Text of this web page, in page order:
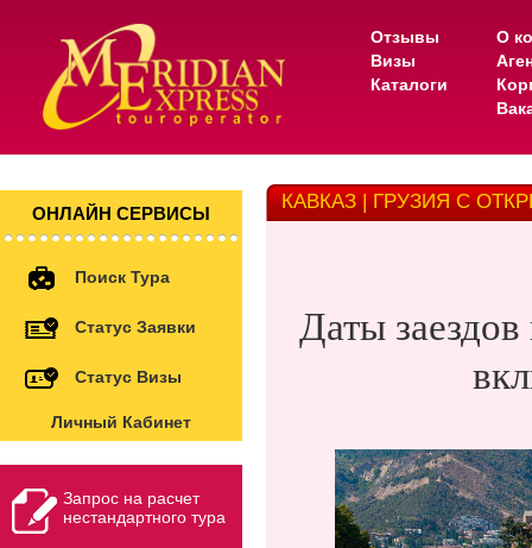
Отзывы
Визы
Каталоги
О
ОНЛАЙН СЕРВИСЫ
Поиск Тура
Статус Заявки
Статус Визы
Личный Кабинет
Запрос на расчет
нестандартного тура
КАВКАЗ | ГРУЗИЯ С
Даты